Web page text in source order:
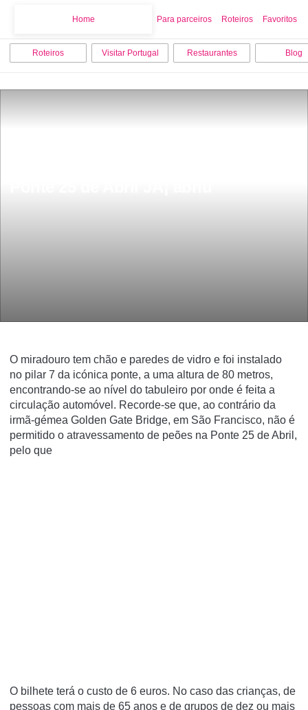
Home Para parceiros Roteiros Favoritos
Roteiros Visitar Portugal Restaurantes Blog
O miradouro tem chão e paredes de vidro e foi instalado
no pilar 7 da icónica ponte, a uma altura de 80 metros,
encontrando-se ao nível do tabuleiro por onde é feita a
circulação automóvel. Recorde-se que, ao contrário da
irmã-gémea Golden Gate Bridge, em São Francisco, não é
permitido o atravessamento de peões na Ponte 25 de Abril,
pelo que
O bilhete terá o custo de 6 euros. No caso das crianças, de
pessoas com mais de 65 anos e de grupos de dez ou mais